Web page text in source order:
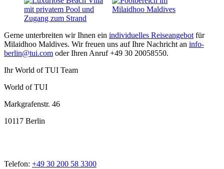
Gerne unterbreiten wir Ihnen ein individuelles Reiseangebot für
Milaidhoo Maldives. Wir freuen uns auf Ihre Nachricht an info-
berlin@tui.com oder Ihren Anruf +49 30 20058550.
Ihr World of TUI Team
World of TUI
Markgrafenstr. 46
10117 Berlin
Telefon: +49 30 200 58 3300